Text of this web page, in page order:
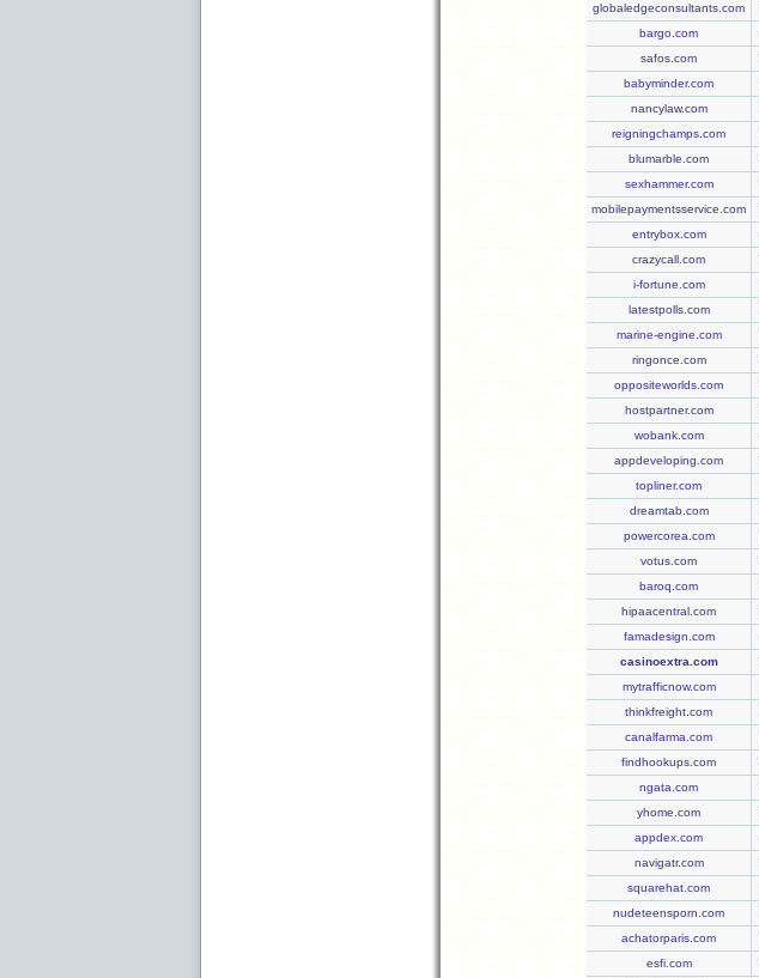
globaledgeconsultants.com
bargo.com
safos.com
babyminder.com
nancylaw.com
reigningchamps.com
blumarble.com
sexhammer.com
mobilepaymentsservice.com
entrybox.com
crazycall.com
i-fortune.com
latestpolls.com
marine-engine.com
ringonce.com
oppositeworlds.com
hostpartner.com
wobank.com
appdeveloping.com
topliner.com
dreamtab.com
powercorea.com
votus.com
baroq.com
hipaacentral.com
famadesign.com
casinoextra.com
mytrafficnow.com
thinkfreight.com
canalfarma.com
findhookups.com
ngata.com
yhome.com
appdex.com
navigatr.com
squarehat.com
nudeteensporn.com
achatorparis.com
esfi.com